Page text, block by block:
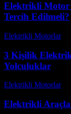
Elektrikli Motor
Tercih Edilmeli?
Elektrikli Motorlar-
3 Kişilik
Yolculuklar
Elektrikli Motorlar-
Elektrikli